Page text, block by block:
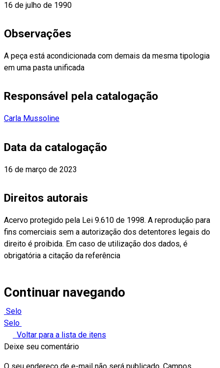
16 de julho de 1990
Observações
A peça está acondicionada com demais da mesma tipologia
em uma pasta unificada
Responsável pela catalogação
Carla Mussoline
Data da catalogação
16 de março de 2023
Direitos autorais
Acervo protegido pela Lei 9.610 de 1998. A reprodução para
fins comerciais sem a autorização dos detentores legais do
direito é proibida. Em caso de utilização dos dados, é
obrigatória a citação da referência
Continuar navegando
Selo
Selo
Voltar para a lista de itens
Deixe seu comentário